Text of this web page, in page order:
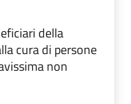
della
cura di persone
non